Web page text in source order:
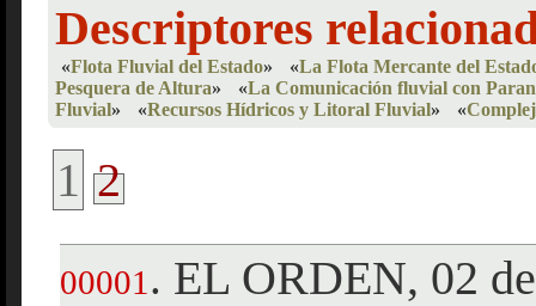
Descriptores
«Flota Fluvial del Estado» «La Flota Mercante del
Pesquera de Altura» «La Comunicación fluvial con
Fluvial» «Recursos Hídricos y Litoral Fluvial» «
1 2
00001 . EL ORDEN, 02